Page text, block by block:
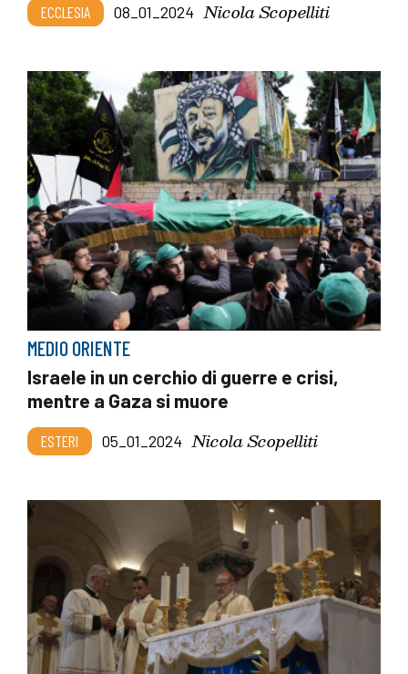
ECCLESIA 08_01_2024 Nicola Scopelliti
MEDIO ORIENTE
Israele in un cerchio di guerre e crisi,
mentre a Gaza si muore
ESTERI 05_01_2024 Nicola Scopelliti